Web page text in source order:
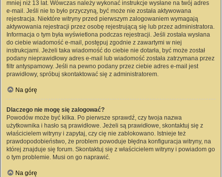
mniej niż 13 lat. Wówczas należy wykonać instrukcje wysłane na twój adres
e-mail. Jeśli nie to było przyczyną, być może nie została aktywowana
rejestracja. Niektóre witryny przed pierwszym zalogowaniem wymagają
aktywowania rejestracji przez osobę rejestrującą się lub przez administratora.
Informacja o tym była wyświetlona podczas rejestracji. Jeśli została wysłana
do ciebie wiadomość e-mail, postępuj zgodnie z zawartymi w niej
instrukcjami. Jeżeli taka wiadomość do ciebie nie dotarła, być może został
podany nieprawidłowy adres e-mail lub wiadomość została zatrzymana przez
filtr antyspamowy. Jeśli na pewno podany przez ciebie adres e-mail jest
prawidłowy, spróbuj skontaktować się z administratorem.
Na górę
Dlaczego nie mogę się zalogować?
Powodów może być kilka. Po pierwsze sprawdź, czy twoja nazwa
użytkownika i hasło są prawidłowe. Jeżeli są prawidłowe, skontaktuj się z
właścicielem witryny i zapytaj, czy cię nie zablokowano. Istnieje też
prawdopodobieństwo, że problem powoduje błędna konfiguracja witryny, na
której znajduje się forum. Skontaktuj się z właścicielem witryny i powiadom go
o tym problemie. Musi on go naprawić.
Na górę